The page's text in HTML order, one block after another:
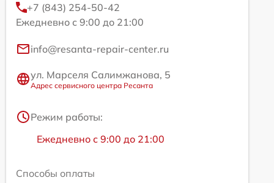
+7 (843) 254-50-42
Ежедневно с 9:00 до 21:00
info@resanta-repair-center.ru
ул. Марселя Салимжанова, 5
Адрес сервисного центра Ресанта
Режим работы:
Ежедневно с 9:00 до 21:00
Способы оплаты